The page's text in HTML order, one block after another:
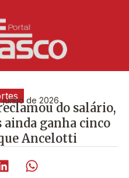
junho de 2026
do salário,
ganha cinco
Ancelotti